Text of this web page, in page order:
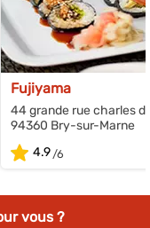
Fujiyama
44 grande rue charles
94360 Bry-sur-Marne
4.9
vous ?